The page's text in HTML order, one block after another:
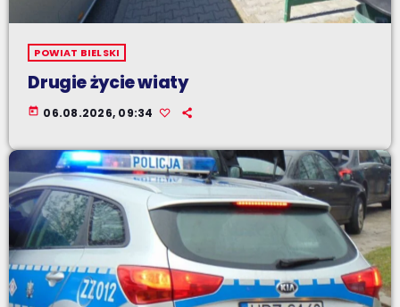
POWIAT BIELSKI
Drugie życie wiaty
today 06.08.2026, 09:34